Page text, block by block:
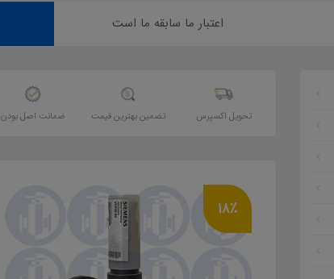
اعتبار ما سابقه ما است
تحویل اکسپرس تضمین بهترین قیمت ضمانت اصل بودن